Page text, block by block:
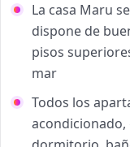
La casa Maru
dispone de
pisos
mar
Todos los
acondicionado,